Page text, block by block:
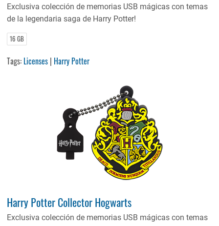
Exclusiva colección de memorias USB mágicas con temas
de la legendaria saga de Harry Potter!
16 GB
Tags: Licenses | Harry Potter
Harry Potter Collector Hogwarts
Exclusiva colección de memorias USB mágicas con temas